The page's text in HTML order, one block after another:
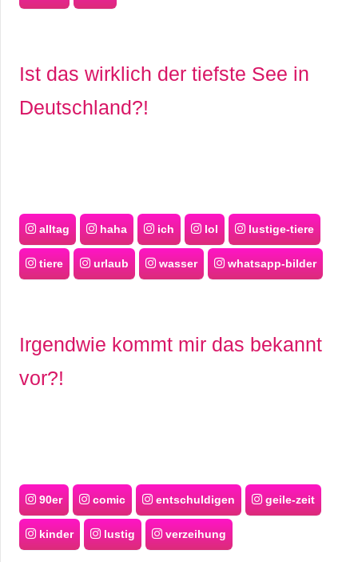
Ist das wirklich der tiefste See in
Deutschland?!
alltag haha ich lol lustige-tiere
tiere urlaub wasser whatsapp-bilder
Irgendwie kommt mir das bekannt
vor?!
90er comic entschuldigen geile-zeit
kinder lustig verzeihung